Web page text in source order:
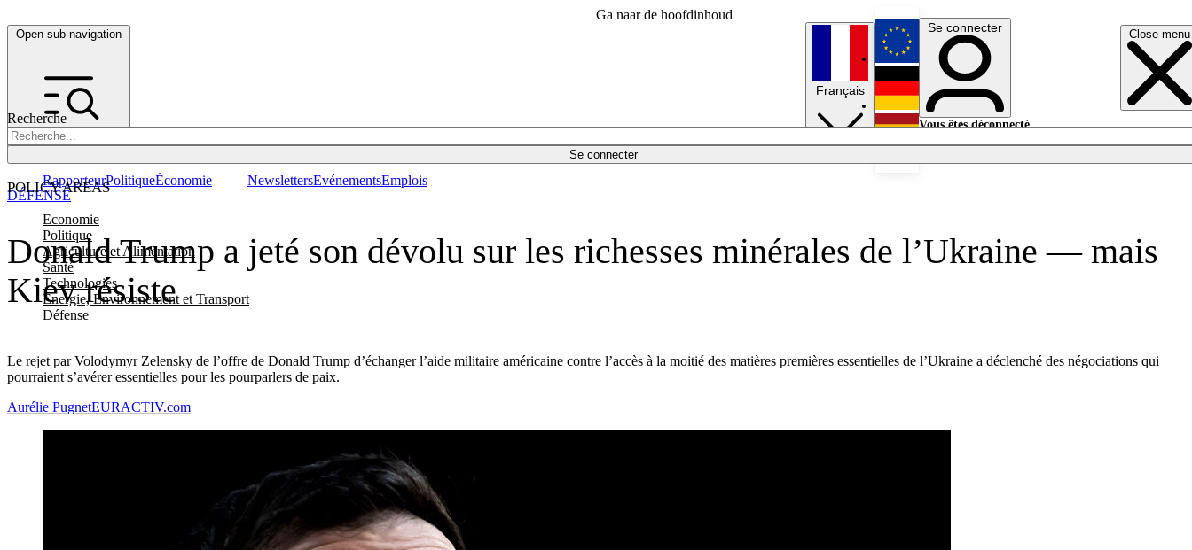
Ga naar de hoofdinhoud
Open sub navigation Close menu
Recherche
Se connecter
POLICY AREAS
Economie
Politique
Agriculture et Alimentation
Santé
Technologies
Energie, Environnement et Transport
Défense
RapporteurPolitiqueÉconomie NewslettersEvénementsEmplois
Français
English
Deutsch
Se connecter
Vous êtes déconnecté.
Donald Trump a jeté son dévolu sur les richesses minérales de l’Ukraine — mais
Kiev résiste
Le rejet par Volodymyr Zelensky de l’offre de Donald Trump d’échanger l’aide militaire américaine contre l’accès à la moitié des matières premières essentielles de l’Ukraine a déclenché des négociations qui
pourraient s’avérer essentielles pour les pourparlers de paix.
DÉFENSE
Aurélie PugnetEURACTIV.com